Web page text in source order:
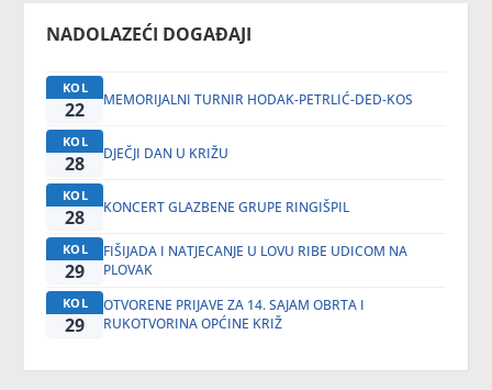
NADOLAZEĆI DOGAĐAJI
KOL
22 MEMORIJALNI TURNIR HODAK-PETRLIĆ-DED-KOS
KOL
28 DJEČJI DAN U KRIŽU
KOL
28 KONCERT GLAZBENE GRUPE RINGIŠPIL
KOL
29
FIŠIJADA I NATJECANJE U LOVU RIBE UDICOM NA
PLOVAK
KOL
29
OTVORENE PRIJAVE ZA 14. SAJAM OBRTA I
RUKOTVORINA OPĆINE KRIŽ